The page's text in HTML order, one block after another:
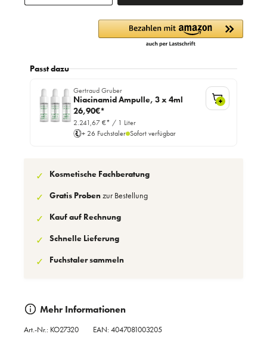
Passt dazu
Gertraud Gruber
Niacinamid Ampulle, 3 x 4ml
26,90€*
2.241,67 €* / 1 Liter
+ 26 Fuchstaler Sofort verfügbar
+
✓ Kosmetische Fachberatung
✓ Gratis Probenzur Bestellung
✓ Kauf auf Rechnung
✓ Schnelle Lieferung
✓ Fuchstaler sammeln
Mehr Informationen
Art.-Nr.: KO27320 EAN: 4047081003205